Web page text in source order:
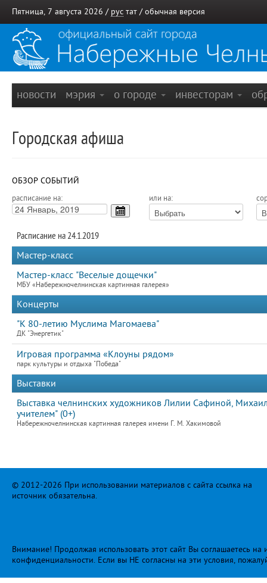
Пятница, 7 августа 2026 / рус тат / обычная версия
новости мэрия о городе инвесторам
Городская афиша
ОБЗОР СОБЫТИЙ
расписание на: или на:
Расписание на 24.1.2019
Мастер-класс
Мастер-класс "Веселые дощечки"
МБУ «Набережночелнинская картинная галерея»
Концерты
"К 80-летию Муслима Магомаева"
ДК "Энергетик"
Игровая программа «Клоуны рядом»
парк культуры и отдыха "Победа"
Выставки
Выставка челнинских художников Лилии Сафиной,
учителем" (0+)
Набережночелнинская картинная галерея имени Г. М. Хакимовой
© 2012-2026 При использовании материалов с сайта ссылка на
источник обязательна.
Внимание! Продолжая использовать этот сайт Вы соглашаетесь
конфиденциальности. Если вы НЕ согласны на эти условия,